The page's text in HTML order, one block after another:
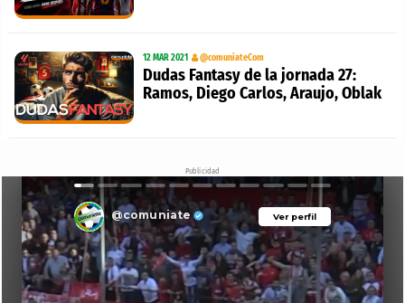
12 MAR 2021 @comuniateCom
Dudas Fantasy de la jornada 27:
Ramos, Diego Carlos, Araujo, Oblak
Publicidad
Ver perfil
@comuniate Ver perfil